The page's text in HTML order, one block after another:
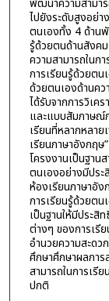
พัฒนาความสามาร
ไปยังระดับสูงอย่า
ตนเองทั้ง 4 ด้าน
รู้ด้วยตนด้านสังค
ความสามารถในก
การเรียนรู้ด้วยตน
ด้วยตนเองด้านคว
ได้รับจากการวิเค
และแบบสัมภาษณ์ก
เรียนที่หลากหลาย
เรียนภาษาอังกฤษ
โครงงานเป็นฐาน
ตนเองอย่างมีประ
ห้องเรียนภาษาอัง
การเรียนรู้ด้วยตน
เป็นฐานให้มีประสิ
ต่างๆ ของการเรี
อำนวยความสะดว
ศึกษาศึกษาผลการ
สามารถในการเ
ปกติ